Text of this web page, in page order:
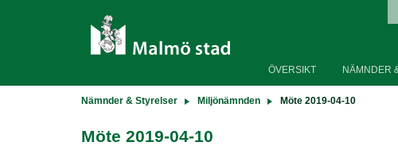
ÖVERSIKT NÄMNDER
Nämnder & Styrelser Miljönämnden Möte 2019-04-10
Möte 2019-04-10